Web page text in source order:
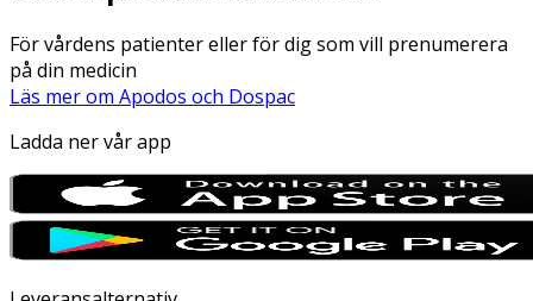
För vårdens patienter eller för dig som vill prenumerera
på din medicin
Läs mer om Apodos och Dospac
Ladda ner vår app